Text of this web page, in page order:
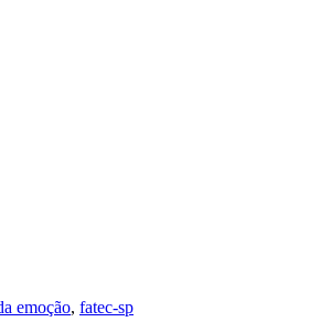
emoção, fatec-sp